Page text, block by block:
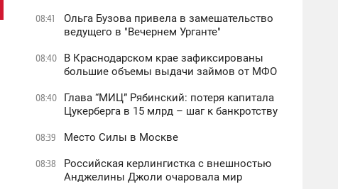
08:41
Ольга Бузова привела в замешательство
ведущего в "Вечернем Урганте"
08:40
В Краснодарском крае зафиксированы
большие объемы выдачи займов от МФО
08:40
Глава “МИЦ” Рябинский: потеря капитала
Цукерберга в 15 млрд – шаг к банкротству
08:39 Место Силы в Москве
08:38
Российская керлингистка с внешностью
Анджелины Джоли очаровала мир